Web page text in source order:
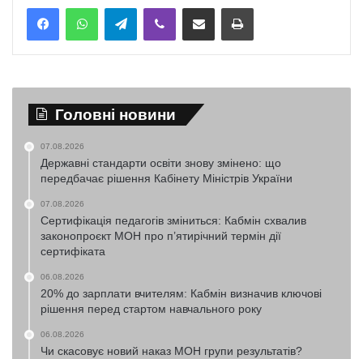
TelegramViber Надіслати електронною поштоюНадрукувати
Головні новини
07.08.2026
Державні стандарти освіти знову змінено: що
передбачає рішення Кабінету Міністрів України
07.08.2026
Сертифікація педагогів зміниться: Кабмін схвалив
законопроєкт МОН про п’ятирічний термін дії
сертифіката
06.08.2026
20% до зарплати вчителям: Кабмін визначив ключові
рішення перед стартом навчального року
06.08.2026
Чи скасовує новий наказ МОН групи результатів?